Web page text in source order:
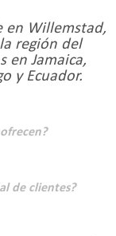
en Willemstad,
región del
en Jamaica,
y Ecuador.
de clientes?